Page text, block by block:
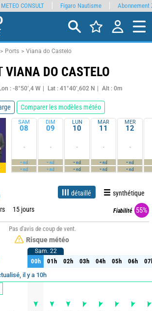
Ports Viana do Castelo
VIANA DO CASTELO
Lon : -8°50’,4 W Lat : 41°40’,602 N Alt : 0m
Comparer les modèles météo
SAM
08
-
-nd
-nd
DIM
09
-
-nd
-nd
LUN
10
-
-nd
-nd
MAR
11
-
-nd
-nd
MER
12
-
-nd
-nd
détaillé synthétique
15 jours Fiabilité 55%
Pas d'avis de coup de vent.
Risque météo
il y a 10h
Sam. 22
00h 01h 02h 03h 04h 05h 06h
Sam. 22
00h 01h 02h 03h 04h 05h 06h
METEO CONSULT Figaro Nautisme Abonnement